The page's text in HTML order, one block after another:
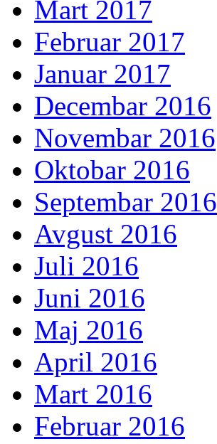
Mart 2017
Februar 2017
Januar 2017
Decembar 2016
Novembar 2016
Oktobar 2016
Septembar 2016
Avgust 2016
Juli 2016
Juni 2016
Maj 2016
April 2016
Mart 2016
Februar 2016